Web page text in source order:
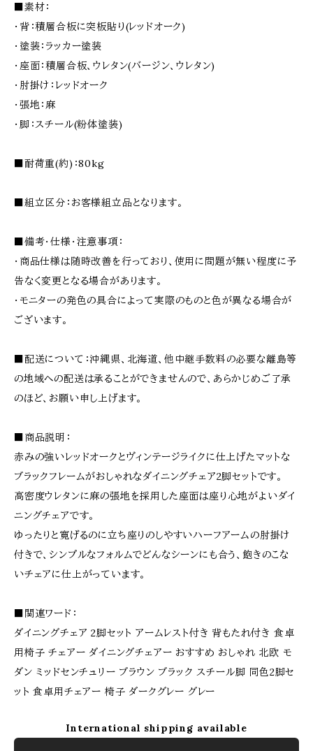
■素材：
・背：積層合板に突板貼り(レッドオーク)
・塗装：ラッカー塗装
・座面：積層合板、ウレタン(バージン、ウレタン)
・肘掛け：レッドオーク
・張地：麻
・脚：スチール(粉体塗装)
■耐荷重(約)：80kg
■組立区分：お客様組立品となります。
■備考・仕様・注意事項：
・商品仕様は随時改善を行っており、使用に問題が無い程度に予
告なく変更となる場合があります。
・モニターの発色の具合によって実際のものと色が異なる場合が
ございます。
■配送について：沖縄県、北海道、他中継手数料の必要な離島等
の地域への配送は承ることができませんので、あらかじめご了承
のほど、お願い申し上げます。
■商品説明：
赤みの強いレッドオークとヴィンテージライクに仕上げたマットな
ブラックフレームがおしゃれなダイニングチェア2脚セットです。
高密度ウレタンに麻の張地を採用した座面は座り心地がよいダイ
ニングチェアです。
ゆったりと寛げるのに立ち座りのしやすいハーフアームの肘掛け
付きで、シンプルなフォルムでどんなシーンにも合う、飽きのこな
いチェアに仕上がっています。
■関連ワード：
ダイニングチェア 2脚セット アームレスト付き 背もたれ付き 食卓
用椅子 チェアー ダイニングチェアー おすすめ おしゃれ 北欧 モ
ダン ミッドセンチュリー ブラウン ブラック スチール脚 同色2脚セ
ット 食卓用チェアー 椅子 ダークグレー グレー
International shipping available